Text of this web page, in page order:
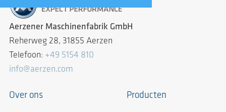
Aerzener Maschinenfabrik GmbH
Reherweg 28, 31855 Aerzen
Telefoon: +49 5154 810
info@aerzen.com
Over ons Producten